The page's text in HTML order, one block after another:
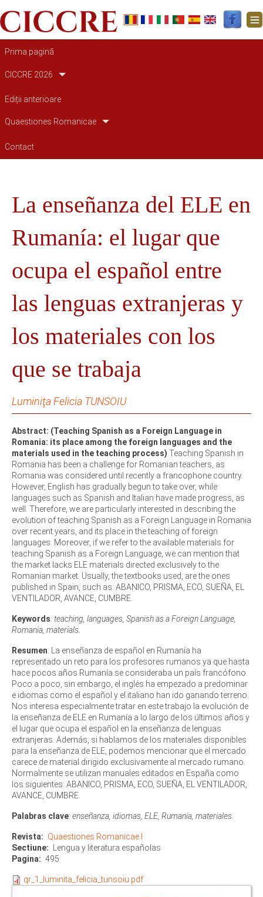
Main navigation
Prima pagină
CICCRE 2026
Ediții anterioare
Quaestiones Romanicae
Contact
La enseñanza del ELE en
Rumanía: el lugar que
ocupa el español entre
las lenguas extranjeras y
los materiales con los
que se trabaja
Luminiţa Felicia TUNSOIU
Abstract: (Teaching Spanish as a Foreign Language in
Romania: its place among the foreign languages and the
materials used in the teaching process) Teaching Spanish in
Romania has been a challenge for Romanian teachers, as
Romania was considered until recently a francophone country.
However, English has gradually begun to take over, while
languages such as Spanish and Italian have made progress, as
well. Therefore, we are particularly interested in describing the
evolution of teaching Spanish as a Foreign Language in Romania
over recent years, and its place in the teaching of foreign
languages. Moreover, if we refer to the available materials for
teaching Spanish as a Foreign Language, we can mention that
the market lacks ELE materials directed exclusively to the
Romanian market. Usually, the textbooks used, are the ones
published in Spain, such as: ABANICO, PRISMA, ECO, SUEÑA, EL
VENTILADOR, AVANCE, CUMBRE.
Keywords: teaching, languages, Spanish as a Foreign Language,
Romania, materials.
Resumen: La enseñanza de español en Rumanía ha
representado un reto para los profesores rumanos ya que hasta
hace pocos años Rumanía se consideraba un país francófono.
Poco a poco, sin embargo, el inglés ha empezado a predominar
e idiomas como el español y el italiano han ido ganando terreno.
Nos interesa especialmente tratar en este trabajo la evolución de
la enseñanza de ELE en Rumanía a lo largo de los últimos años y
el lugar que ocupa el español en la enseñanza de lenguas
extranjeras. Además, si hablamos de los materiales disponibles
para la enseñanza de ELE, podemos mencionar que el mercado
carece de material dirigido exclusivamente al mercado rumano.
Normalmente se utilizan manuales editados en España como
los siguientes: ABANICO, PRISMA, ECO, SUEÑA, EL VENTILADOR,
AVANCE, CUMBRE.
Palabras clave: enseñanza, idiomas, ELE, Rumanía, materiales.
Revista
Quaestiones Romanicae I
Sectiune
Lengua y literatura españolas
Pagina
495
qr_1_luminita_felicia_tunsoiu.pdf